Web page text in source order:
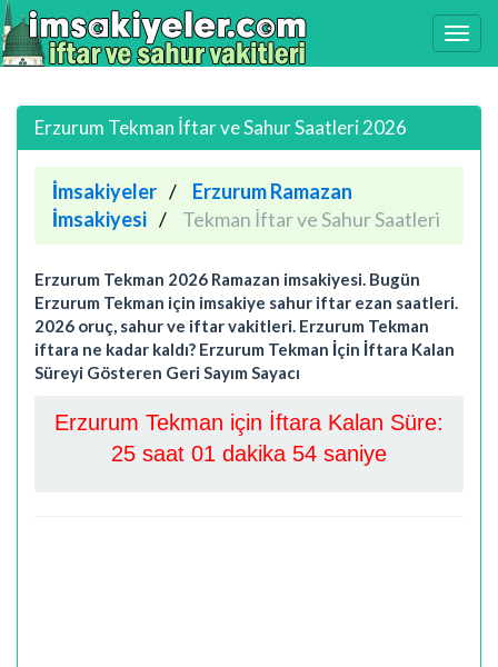
Erzurum Tekman İftar ve Sahur Saatleri 2026
İmsakiyeler
Erzurum Ramazan
İmsakiyesi
Tekman İftar ve Sahur Saatleri
Erzurum Tekman 2026 Ramazan imsakiyesi. Bugün
Erzurum Tekman için imsakiye sahur iftar ezan saatleri.
2026 oruç, sahur ve iftar vakitleri. Erzurum Tekman
iftara ne kadar kaldı? Erzurum Tekman İçin İftara Kalan
Süreyi Gösteren Geri Sayım Sayacı
Erzurum Tekman için İftara Kalan Süre:
25 saat 01 dakika 54 saniye